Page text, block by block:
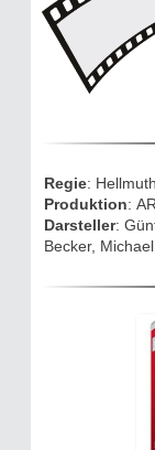
Regie:
Produktion:
Darsteller:
Becker,